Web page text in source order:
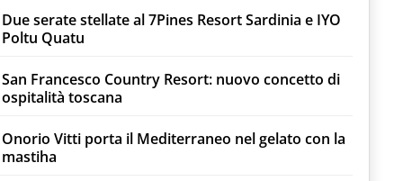
Due serate stellate al 7Pines Resort Sardinia e IYO
Poltu Quatu
San Francesco Country Resort: nuovo concetto di
ospitalità toscana
Onorio Vitti porta il Mediterraneo nel gelato con la
mastiha